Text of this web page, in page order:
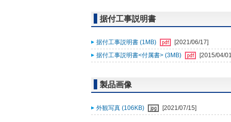
据付工事説明書
据付工事説明書 (1MB)
[2021/06/17]
据付工事説明書<付属書> (3MB)
[2015/04/
製品画像
外観写真 (106KB) [2021/07/15]